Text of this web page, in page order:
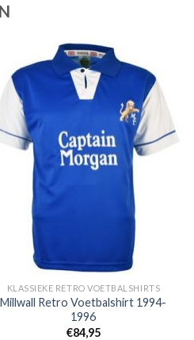
KLASSIEKE RETRO VOETBALSHIRTS
Millwall Retro Voetbalshirt 1994-
1996
€84,95